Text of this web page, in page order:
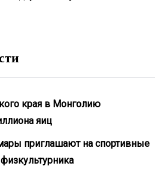
края в Монголию
яиц
приглашают на спортивные